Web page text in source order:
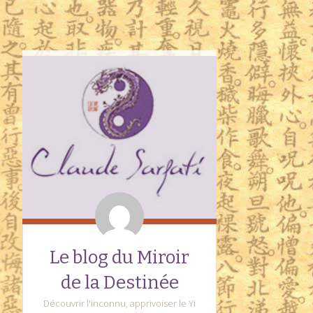
Le blog du Miroir
de la Destinée
Découvrir l'inconnu, apprivoiser le Yi